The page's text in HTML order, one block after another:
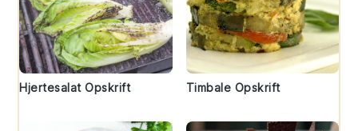
Hjertesalat Opskrift Timbale Opskrift